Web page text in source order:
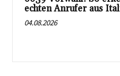
echten Anrufer aus
04.08.2026